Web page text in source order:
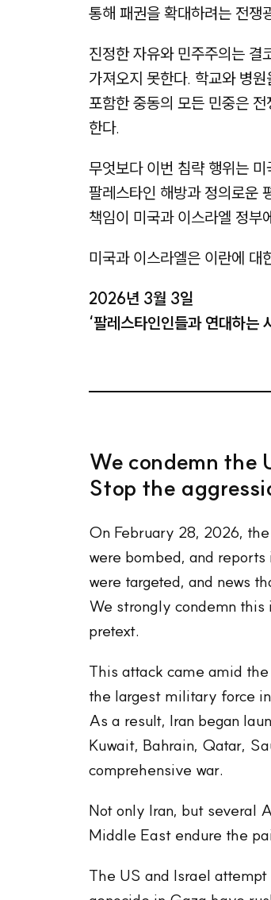
통해 패권을 확대하려는 전쟁
진정한 자유와 민주주의는 결
가져오지 못한다. 학교와 병
포함한 중동의 모든 민중은
한다.
무엇보다 이번 침략 행위는
팔레스타인 해방과 정의로운
책임이 미국과 이스라엘 정부
미국과 이스라엘은 이란에 대
2026년 3월 3일
‘팔레스타인인들과 연대하는
We condemn
Stop the
On February 28, 2026,
were bombed, and
were targeted, and news
We strongly condemn
pretext.
This attack came amid
the largest military force
As a result, Iran began
Kuwait, Bahrain, Qatar,
comprehensive war.
Not only Iran, but several
Middle East endure the
The US and Israel